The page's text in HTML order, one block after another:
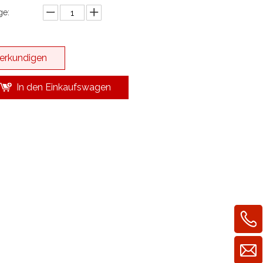
erkundigen
In den Einkaufswagen